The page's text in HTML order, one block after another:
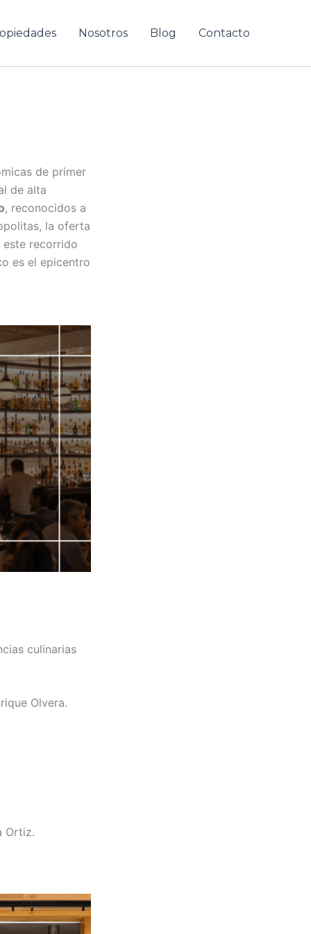
Nosotros Blog Contacto
de primer
de alta
, reconocidos a
la oferta
este recorrido
es el epicentro
culinarias
Olvera.
Ortiz.